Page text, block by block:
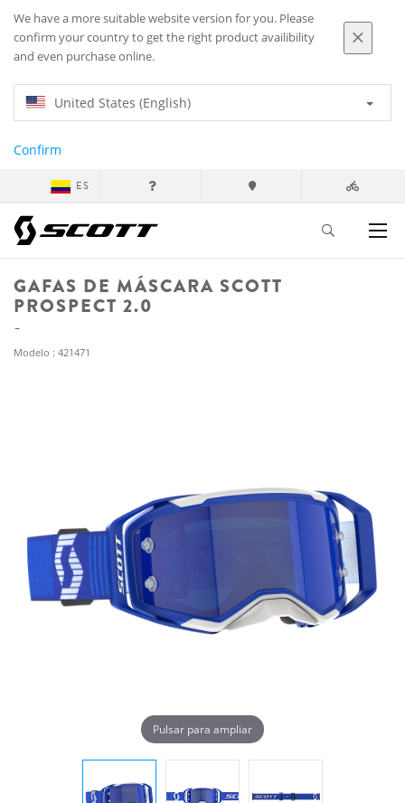
We have a more suitable website version for you. Please
confirm your country to get the right product availibility
and even purchase online.
United States (English)
Confirm
ES
GAFAS DE MÁSCARA SCOTT
PROSPECT 2.0
Modelo : 421471
Pulsar para ampliar